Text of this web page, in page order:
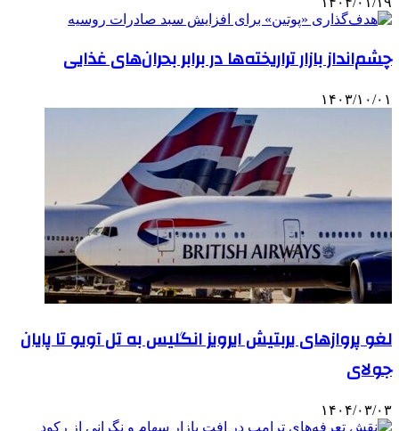
چشم‌انداز بازار تراریخته‌ها در برابر بحران‌های غذایی
۱۴۰۳/۱۰/۰۱
لغو پروازهای یربتیش ایرویز انگلیس به تل آویو تا پایان
جولای
۱۴۰۴/۰۳/۰۳